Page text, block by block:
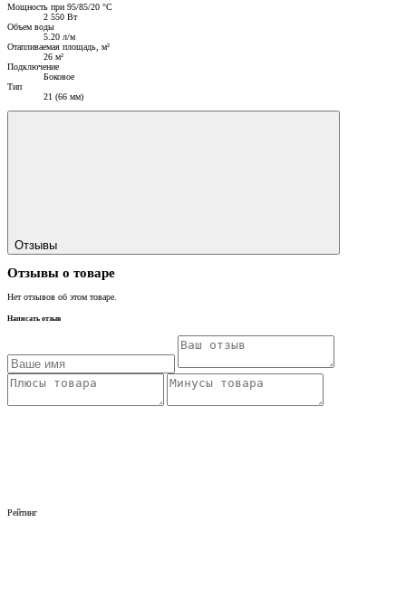
Мощность при 95/85/20 °C
2 550 Вт
Объем воды
5.20 л/м
Отапливаемая площадь, м²
26 м²
Подключение
Боковое
Тип
21 (66 мм)
Отзывы
Отзывы о товаре
Нет отзывов об этом товаре.
Написать отзыв
Рейтинг